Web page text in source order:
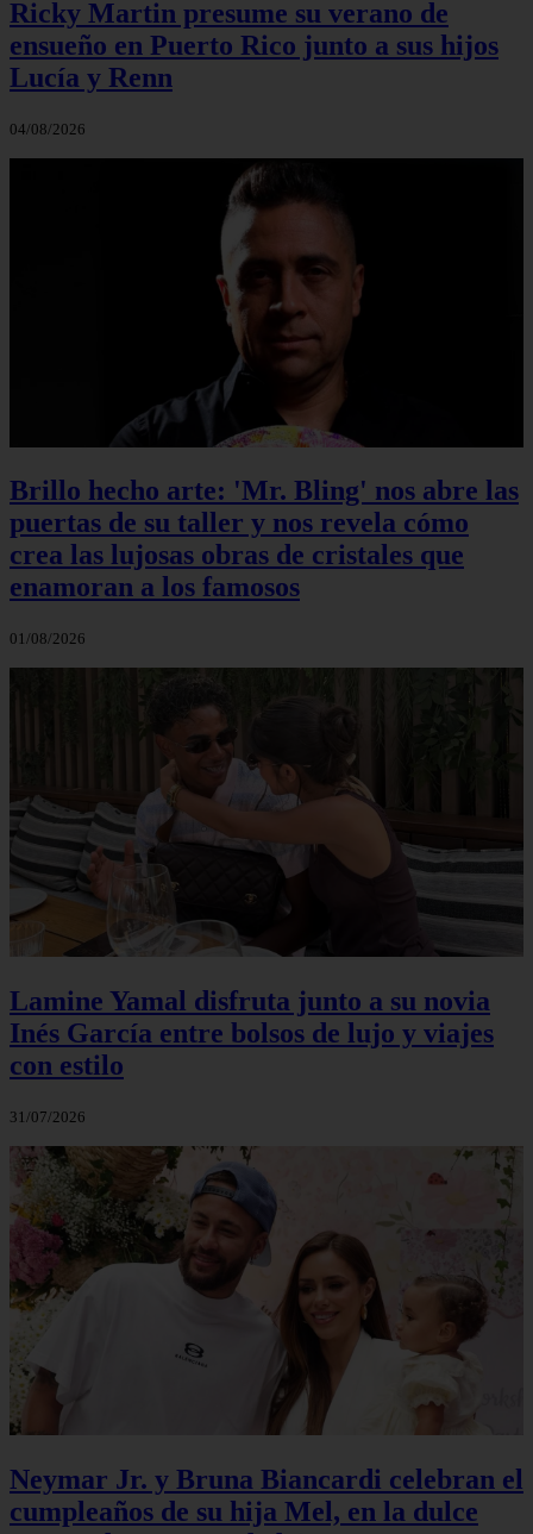
Ricky Martin presume su verano de
ensueño en Puerto Rico junto a sus hijos
Lucía y Renn
04/08/2026
Brillo hecho arte: 'Mr. Bling' nos abre las
puertas de su taller y nos revela cómo
crea las lujosas obras de cristales que
enamoran a los famosos
01/08/2026
Lamine Yamal disfruta junto a su novia
Inés García entre bolsos de lujo y viajes
con estilo
31/07/2026
Neymar Jr. y Bruna Biancardi celebran el
cumpleaños de su hija Mel, en la dulce